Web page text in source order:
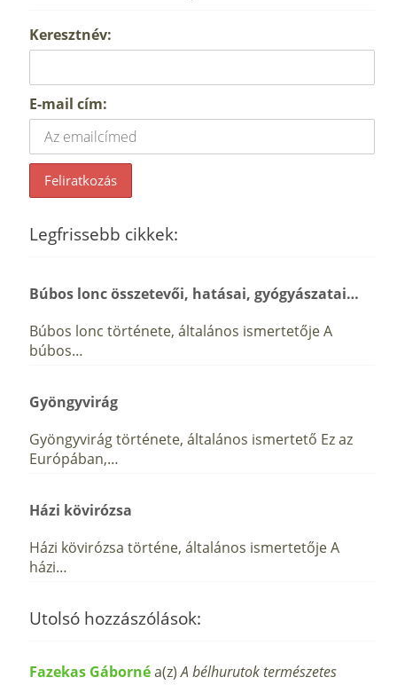
Keresztnév:
E-mail cím:
Legfrissebb cikkek:
Búbos lonc összetevői, hatásai, gyógyászatai…
Búbos lonc története, általános ismertetője A
búbos…
Gyöngyvirág
Gyöngyvirág története, általános ismertető Ez az
Európában,…
Házi kövirózsa
Házi kövirózsa történe, általános ismertetője A
házi…
Utolsó hozzászólások:
Fazekas Gábornéa(z)A bélhurutok természetes